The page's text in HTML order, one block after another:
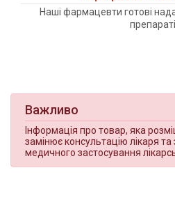
Наші фармацевти готові
Важливо
Інформація про товар, яка
замінює консультацію лікаря та
медичного застосування